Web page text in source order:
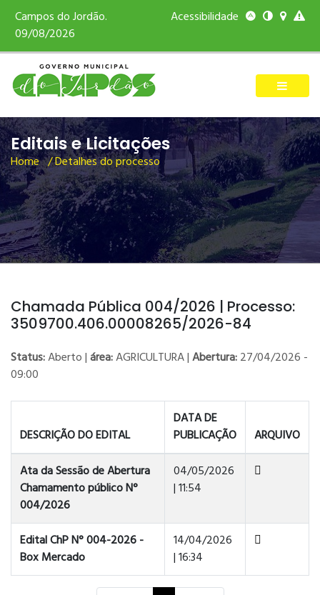
Campos do Jordão.
09/08/2026
Acessibilidade
Editais e Licitações
Home/ Detalhes do processo
Chamada Pública 004/2026 | Processo:
3509700.406.00008265/2026-84
Status:Aberto |área:AGRICULTURA |Abertura:27/04/2026 -
09:00
DESCRIÇÃO DO EDITAL
DATA DE
PUBLICAÇÃO
ARQUIVO
Ata da Sessão de Abertura
Chamamento público N°
004/2026
04/05/2026
| 11:54
Edital ChP N° 004-2026 -
Box Mercado
14/04/2026
| 16:34